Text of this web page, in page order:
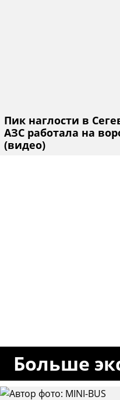
Пик наглости в
АЗС работала на
(видео)
Больше